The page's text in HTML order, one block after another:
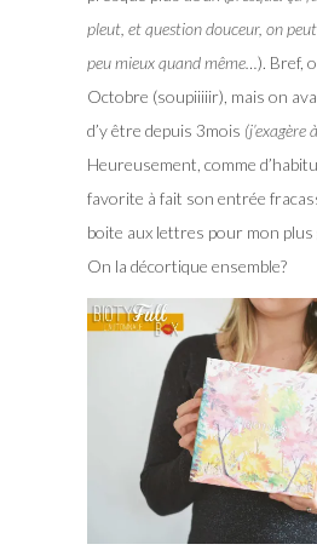
pleut, et question douceur, on
peu mieux quand même…). Bref,
Octobre (soupiiiiir), mais on
d’y être depuis 3mois (j’exagère
Heureusement, comme
favorite à fait son entrée
boite aux lettres pour mon
On la décortique ensemble?